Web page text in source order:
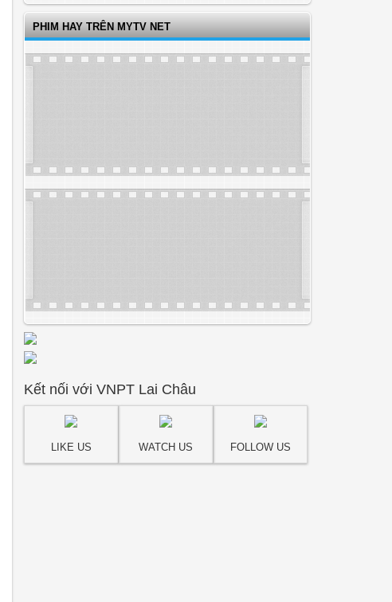
PHIM HAY TRÊN MYTV NET
Kết nối với VNPT Lai Châu
LIKE US WATCH US FOLLOW US